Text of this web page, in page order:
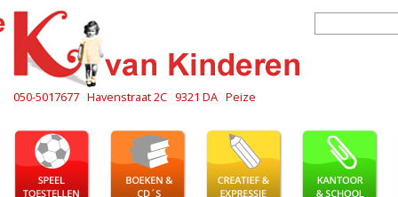
050-5017677 Havenstraat 2C 9321 DA Peize